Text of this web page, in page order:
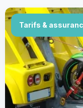
Tarifs &